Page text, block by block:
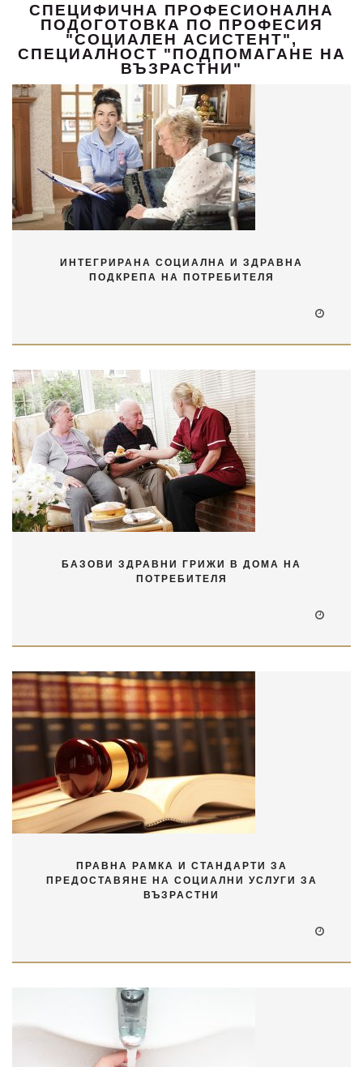
СПЕЦИФИЧНА ПРОФЕСИОНАЛНА
ПОДОГОТОВКА ПО ПРОФЕСИЯ
"СОЦИАЛЕН АСИСТЕНТ",
СПЕЦИАЛНОСТ "ПОДПОМАГАНЕ НА
ВЪЗРАСТНИ"
ИНТЕГРИРАНА СОЦИАЛНА И ЗДРАВНА
ПОДКРЕПА НА ПОТРЕБИТЕЛЯ
БАЗОВИ ЗДРАВНИ ГРИЖИ В ДОМА НА
ПОТРЕБИТЕЛЯ
ПРАВНА РАМКА И СТАНДАРТИ ЗА
ПРЕДОСТАВЯНЕ НА СОЦИАЛНИ УСЛУГИ ЗА
ВЪЗРАСТНИ